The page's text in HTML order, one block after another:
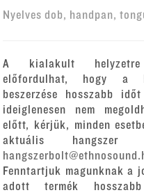
Nyelves dob, handpan,
A kialakult
előfordulhat, hogy a
beszerzése hosszabb
ideiglenesen nem
előtt, kérjük, minden
aktuális hangszer
Fenntartjuk magunknak a
adott termék